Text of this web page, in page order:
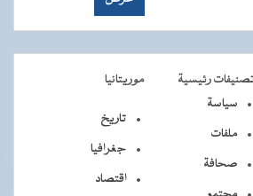
رئيسية
موريتانيا
سياسة
ملفات
صحافة
تاريخ
جغرافيا
اقتصاد